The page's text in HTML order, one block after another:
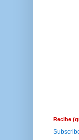
Recibe